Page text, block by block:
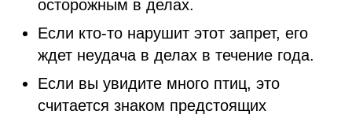
осторожным в делах.
Если кто-то нарушит этот запрет, его
ждет неудача в делах в течение года.
Если вы увидите много птиц, это
считается знаком предстоящих